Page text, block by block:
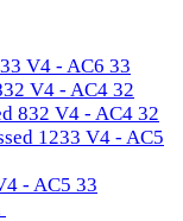
V4 - AC6 33
V4 - AC4 32
832 V4 - AC4 32
1233 V4 - AC5
- AC5 33